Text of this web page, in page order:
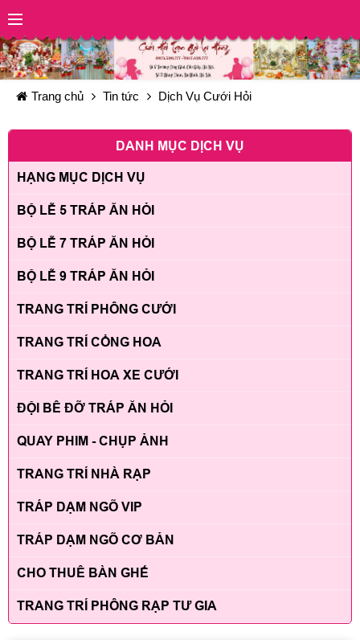
Trang chủ Tin tức Dịch Vụ Cưới Hỏi
DANH MỤC DỊCH VỤ
HẠNG MỤC DỊCH VỤ
BỘ LỄ 5 TRÁP ĂN HỎI
BỘ LỄ 7 TRÁP ĂN HỎI
BỘ LỄ 9 TRÁP ĂN HỎI
TRANG TRÍ PHÔNG CƯỚI
TRANG TRÍ CỔNG HOA
TRANG TRÍ HOA XE CƯỚI
ĐỘI BÊ ĐỠ TRÁP ĂN HỎI
QUAY PHIM - CHỤP ẢNH
TRANG TRÍ NHÀ RẠP
TRÁP DẠM NGÕ VIP
TRÁP DẠM NGÕ CƠ BẢN
CHO THUÊ BÀN GHẾ
TRANG TRÍ PHÔNG RẠP TƯ GIA